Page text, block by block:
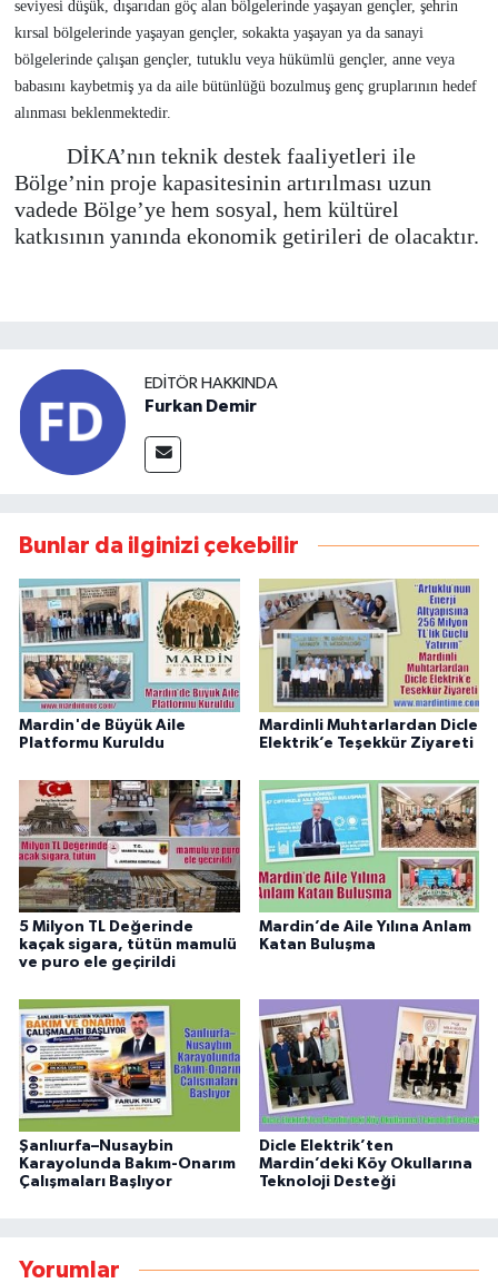
seviyesi düşük, dışarıdan göç alan bölgelerinde yaşayan gençler, şehrin
kırsal bölgelerinde yaşayan gençler, sokakta yaşayan ya da sanayi
bölgelerinde çalışan gençler, tutuklu veya hükümlü gençler, anne veya
babasını kaybetmiş ya da aile bütünlüğü bozulmuş genç gruplarının hedef
alınması beklenmektedir.
DİKA’nın teknik destek faaliyetleri ile
Bölge’nin proje kapasitesinin artırılması uzun
vadede Bölge’ye hem sosyal, hem kültürel
katkısının yanında ekonomik getirileri de olacaktır.
EDITÖR HAKKINDA
Furkan Demir
Bunlar da ilginizi çekebilir
Mardin'de Büyük Aile
Platformu Kuruldu
Mardinli Muhtarlardan Dicle
Elektrik’e Teşekkür Ziyareti
5 Milyon TL Değerinde
kaçak sigara, tütün mamulü
ve puro ele geçirildi
Mardin’de Aile Yılına Anlam
Katan Buluşma
Şanlıurfa–Nusaybin
Karayolunda Bakım-Onarım
Çalışmaları Başlıyor
Dicle Elektrik’ten
Mardin’deki Köy Okullarına
Teknoloji Desteği
Yorumlar